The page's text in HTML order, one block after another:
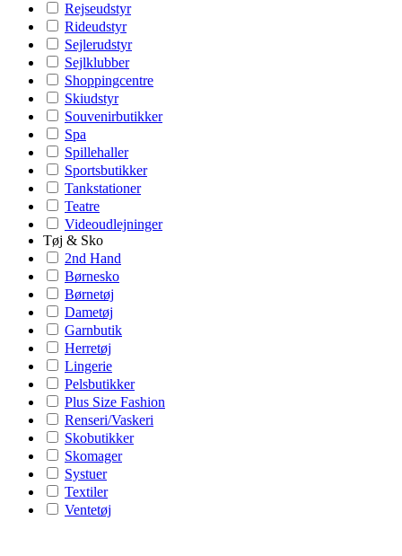
Rejseudstyr
Rideudstyr
Sejlerudstyr
Sejlklubber
Shoppingcentre
Skiudstyr
Souvenirbutikker
Spa
Spillehaller
Sportsbutikker
Tankstationer
Teatre
Videoudlejninger
Tøj & Sko
2nd Hand
Børnesko
Børnetøj
Dametøj
Garnbutik
Herretøj
Lingerie
Pelsbutikker
Plus Size Fashion
Renseri/Vaskeri
Skobutikker
Skomager
Systuer
Textiler
Ventetøj